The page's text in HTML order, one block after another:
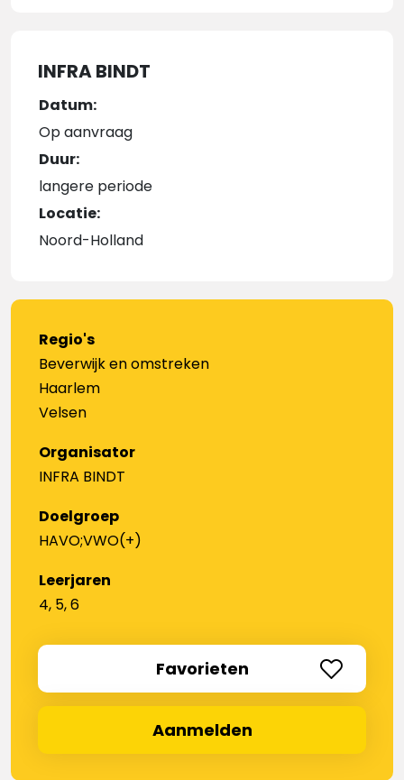
INFRA BINDT
Datum:
Op aanvraag
Duur:
langere periode
Locatie:
Noord-Holland
Regio's
Beverwijk en omstreken
Haarlem
Velsen
Organisator
INFRA BINDT
Doelgroep
HAVO;VWO(+)
Leerjaren
4, 5, 6
Favorieten
Aanmelden